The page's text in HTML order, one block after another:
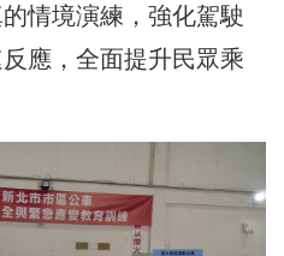
情境演練，強化駕駛
應，全面提升民眾乘